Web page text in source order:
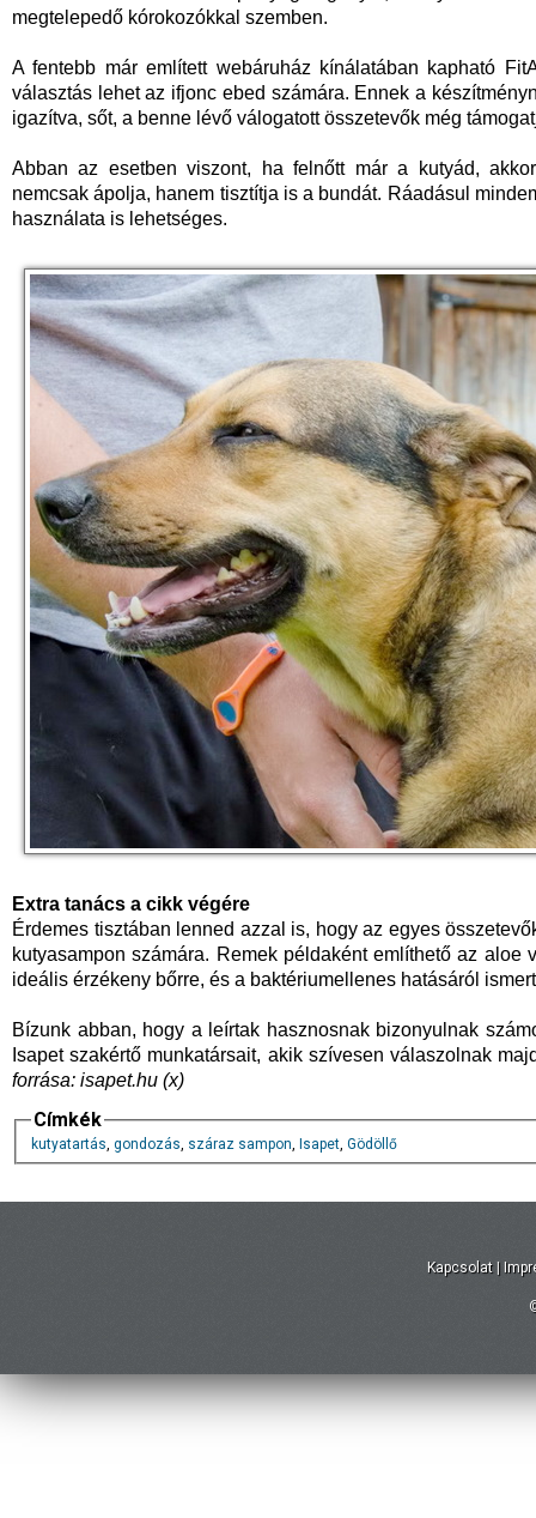
megtelepedő kórokozókkal szemben.
A fentebb már említett webáruház kínálatában kapható
választás lehet az ifjonc ebed számára. Ennek a
igazítva, sőt, a benne lévő válogatott összetevők még
Abban az esetben viszont, ha felnőtt már a kutyád,
nemcsak ápolja, hanem tisztítja is a bundát. Ráadásul
használata is lehetséges.
Extra tanács a cikk végére
Érdemes tisztában lenned azzal is, hogy az egyes
kutyasampon számára. Remek példaként említhető az
ideális érzékeny bőrre, és a baktériumellenes hatásáról
Bízunk abban, hogy a leírtak hasznosnak bizonyulnak
Isapet szakértő munkatársait, akik szívesen válaszolnak
forrása: isapet.hu (x)
Címkék
kutyatartás, gondozás, száraz sampon, Isapet, Gödöllő
Kapcsolat |